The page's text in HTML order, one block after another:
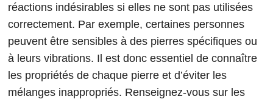
réactions indésirables si elles ne sont pas utilisées
correctement. Par exemple, certaines personnes
peuvent être sensibles à des pierres spécifiques ou
à leurs vibrations. Il est donc essentiel de connaître
les propriétés de chaque pierre et d’éviter les
mélanges inappropriés. Renseignez-vous sur les